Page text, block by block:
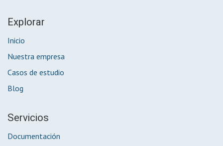
Explorar
Inicio
Nuestra empresa
Casos de estudio
Blog
Servicios
Documentación